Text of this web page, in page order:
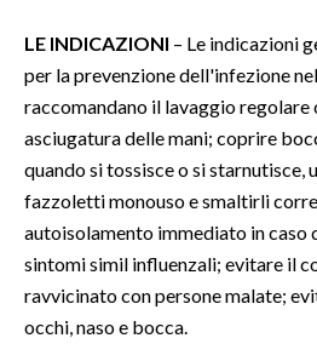
LE INDICAZIONI – Le indicazioni
per la prevenzione dell'infezione
raccomandano il lavaggio
asciugatura delle mani; coprire
quando si tossisce o si starnutisce,
fazzoletti monouso e smaltirli
autoisolamento immediato in caso
sintomi simil influenzali; evitare il
ravvicinato con persone malate;
occhi, naso e bocca.